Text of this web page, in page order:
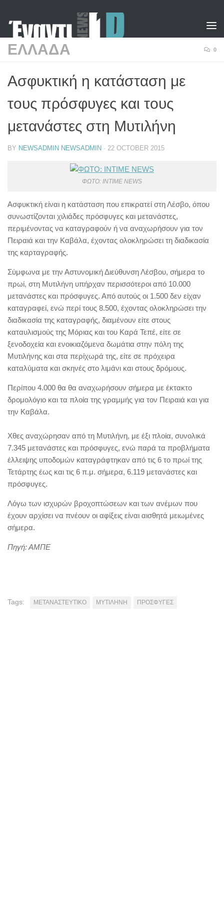
ΕΛΛΑΔΑ 0
Ασφυκτική η κατάσταση με
τους πρόσφυγες και τους
μετανάστες στη Μυτιλήνη
BY NEWSADMIN NEWSADMIN · 22 OCTOBER 2015
ΦΩΤΟ: INTIME NEWS
Ασφυκτική είναι η κατάσταση που επικρατεί στη Λέσβο, όπου
συνωστίζονται χιλιάδες πρόσφυγες και μετανάστες,
περιμένοντας να καταγραφούν ή να αναχωρήσουν για τον
Πειραιά και την Καβάλα, έχοντας ολοκληρώσει τη διαδικασία
της καρταγραφής.
Σύμφωνα με την Αστυνομική Διεύθυνση Λέσβου, σήμερα το
πρωί, στη Μυτιλήνη υπήρχαν περισσότεροι από 10.000
μετανάστες και πρόσφυγες. Από αυτούς οι 1.500 δεν είχαν
καταγραφεί, ενώ περί τους 8.500, έχοντας ολοκληρώσει την
διαδικασία της καταγραφής, διαμένουν είτε στους
καταυλισμούς της Μόριας και του Καρά Τεπέ, είτε σε
ξενοδοχεία και ενοικιαζόμενα δωμάτια στην πόλη της
Μυτιλήνης και στα περίχωρά της, είτε σε πρόχειρα
καταλύματα και σκηνές στο λιμάνι και στους δρόμους.
Περίπου 4.000 θα θα αναχωρήσουν σήμερα με έκτακτο
δρομολόγιο και τα πλοία της γραμμής για τον Πειραιά και για
την Καβάλα.
Χθες αναχώρησαν από τη Μυτιλήνη, με έξι πλοία, συνολικά
7.345 μετανάστες και πρόσφυγες, ενώ παρά τα προβλήματα
έλλειψης υποδομών καταγράφτηκαν από τις 6 το πρωί της
Τετάρτης έως και τις 6 π.μ. σήμερα, 6.119 μετανάστες και
πρόσφυγες.
Λόγω των ισχυρών βροχοπτώσεων και των ανέμων που
έχουν αρχίσει να πνέουν οι αφίξεις είναι αισθητά μειωμένες
σήμερα.
Πηγή: ΑΜΠΕ
Tags: ΜΕΤΑΝΑΣΤΕΥΤΙΚΟ ΜΥΤΙΛΗΝΗ ΠΡΟΣΦΥΓΕΣ